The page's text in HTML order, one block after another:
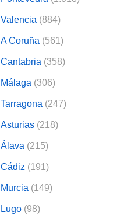
Valencia (884)
A Coruña (561)
Cantabria (358)
Málaga (306)
Tarragona (247)
Asturias (218)
Álava (215)
Cádiz (191)
Murcia (149)
Lugo (98)